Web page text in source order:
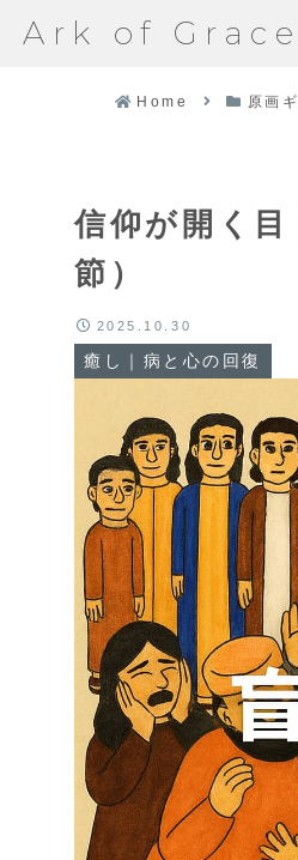
Ark of
Home 原画
信仰が開く
節）
癒し｜病と心の回復
2025.10.30